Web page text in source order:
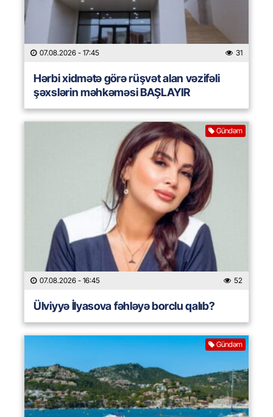
07.08.2026 - 17:45 31
Hərbi xidmətə görə rüşvət alan vəzifəli
şəxslərin məhkəməsi BAŞLAYIR
Gündəm
07.08.2026 - 16:45 52
Ülviyyə İlyasova fəhləyə borclu qalıb?
Gündəm